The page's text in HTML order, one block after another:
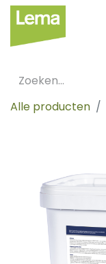
Alle producten